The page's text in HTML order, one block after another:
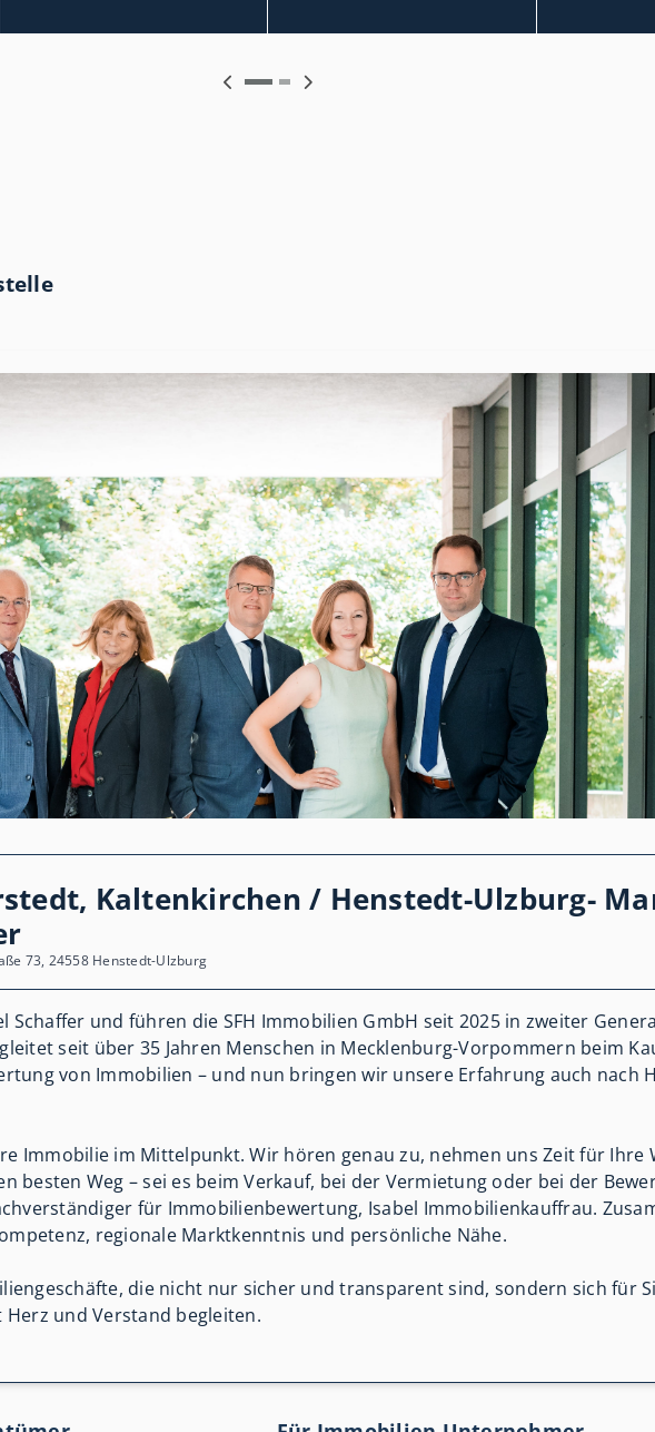
Kaltenkirchen / Henstedt-Ulzburg-
73, 24558 Henstedt-Ulzburg
Schaffer und führen die SFH Immobilien GmbH seit 2025 in zweiter
seit über 35 Jahren Menschen in Mecklenburg-Vorpommern beim
von Immobilien – und nun bringen wir unsere Erfahrung auch nach
Immobilie im Mittelpunkt. Wir hören genau zu, nehmen uns Zeit für Ihre
besten Weg – sei es beim Verkauf, bei der Vermietung oder bei der
für Immobilienbewertung, Isabel Immobilienkauffrau.
regionale Marktkenntnis und persönliche Nähe.
die nicht nur sicher und transparent sind, sondern sich für
und Verstand begleiten.